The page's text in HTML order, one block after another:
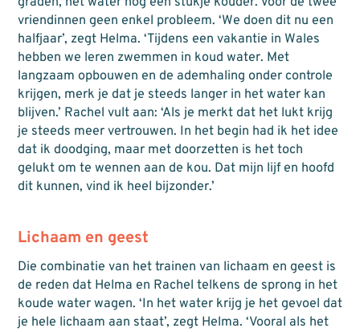
vriendinnen geen enkel probleem. ‘We doen dit nu een
halfjaar’, zegt Helma. ‘Tijdens een vakantie in Wales
hebben we leren zwemmen in koud water. Met
langzaam opbouwen en de ademhaling onder controle
krijgen, merk je dat je steeds langer in het water kan
blijven.’ Rachel vult aan: ‘Als je merkt dat het lukt krijg
je steeds meer vertrouwen. In het begin had ik het idee
dat ik doodging, maar met doorzetten is het toch
gelukt om te wennen aan de kou. Dat mijn lijf en hoofd
dit kunnen, vind ik heel bijzonder.’
Lichaam en geest
Die combinatie van het trainen van lichaam en geest is
de reden dat Helma en Rachel telkens de sprong in het
koude water wagen. ‘In het water krijg je het gevoel dat
je hele lichaam aan staat’, zegt Helma. ‘Vooral als het